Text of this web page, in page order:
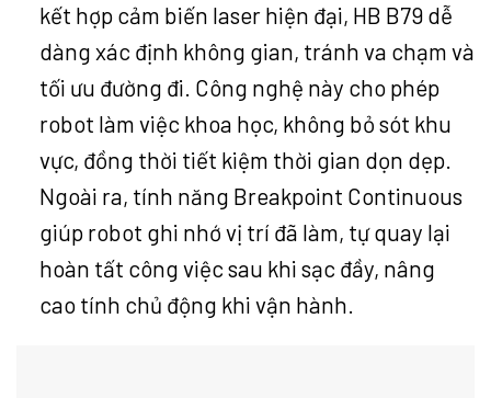
kết hợp cảm biến laser hiện đại, HB B79 dễ
dàng xác định không gian, tránh va chạm và
tối ưu đường đi. Công nghệ này cho phép
robot làm việc khoa học, không bỏ sót khu
vực, đồng thời tiết kiệm thời gian dọn dẹp.
Ngoài ra, tính năng Breakpoint Continuous
giúp robot ghi nhớ vị trí đã làm, tự quay lại
hoàn tất công việc sau khi sạc đầy, nâng
cao tính chủ động khi vận hành.